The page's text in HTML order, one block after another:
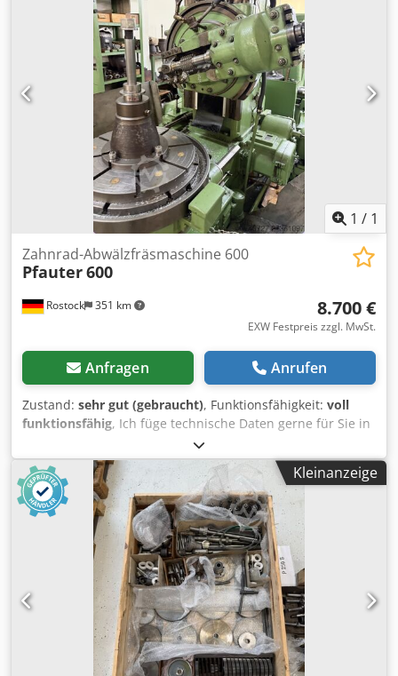
1 / 1
Rostock 351 km
Zahnrad-Abwälzfräsmaschine 600
Pfauter600
8.700 €
EXW Festpreis zzgl. MwSt.
Anfragen Anrufen
Zustand: sehr gut (gebraucht), Funktionsfähigkeit: voll
funktionsfähig, Ich füge technische Daten gerne für Sie in
Dokument ein. I would be happy to add technical data to
the document for you. Gear Hobbing Machine conventional
Country of origin: Germany Technical specs Details max.
wheel diameter 600 mm gear width 250 mm max. module
8 total power requirement 2,2 kW weight of the machine
ca. 2000 kg dimensions of the machine ca. 2500 x 1600 x
1900 mm cutter diameter max. 250 - 285 mm clamping
table diameter 460 mm table hole 70 mm accessories:
diverse Control unit conventional Additional information
Dedezmqalspfx Adlokr Documents I would be happy to add
technical data to the document for you. I would be happy
to add technical data to the document for you. Gear
Hobbing Machine
Kleinanzeige